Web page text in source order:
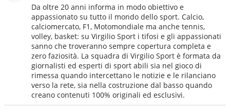
Da oltre 20 anni informa in modo obiettivo e
appassionato su tutto il mondo dello sport. Calcio,
calciomercato, F1, Motomondiale ma anche tennis,
volley, basket: su Virgilio Sport i tifosi e gli appassionati
sanno che troveranno sempre copertura completa e
zero faziosità. La squadra di Virgilio Sport è formata da
giornalisti ed esperti di sport abili sia nel gioco di
rimessa quando intercettano le notizie e le rilanciano
verso la rete, sia nella costruzione dal basso quando
creano contenuti 100% originali ed esclusivi.